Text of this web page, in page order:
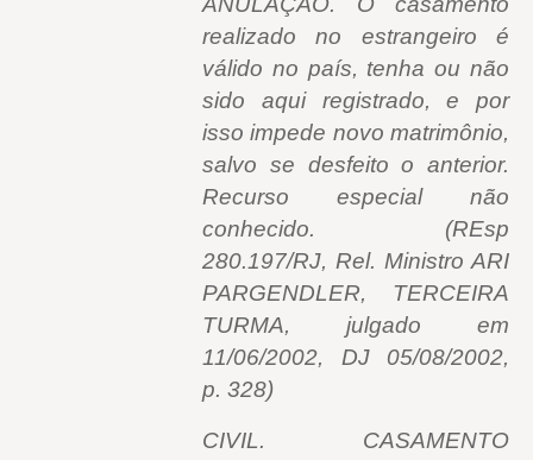
realizado no estrangeiro é
válido no país, tenha ou não
sido aqui registrado, e por
isso impede novo matrimônio,
salvo se desfeito o anterior.
Recurso especial não
conhecido. (REsp
280.197/RJ, Rel. Ministro ARI
PARGENDLER, TERCEIRA
TURMA, julgado em
11/06/2002, DJ 05/08/2002,
p. 328)
CIVIL. CASAMENTO